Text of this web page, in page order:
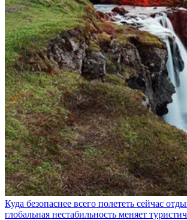
Куда безопаснее всего полететь сейчас
глобальная нестабильность меняет